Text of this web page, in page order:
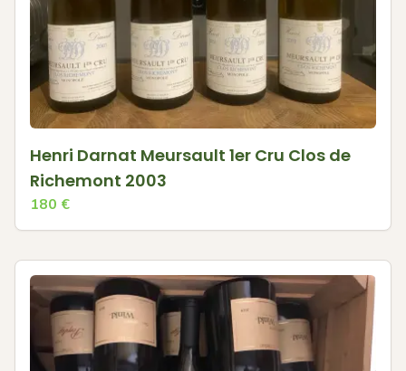
Henri Darnat Meursault 1er Cru Clos de
Richemont 2003
180 €